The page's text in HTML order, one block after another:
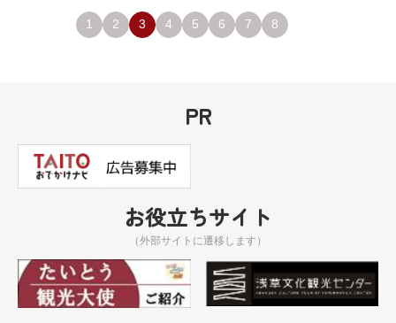
1 2 3 4 5 6 7 8
PR
お役立ちサイト
（外部サイトに遷移します）